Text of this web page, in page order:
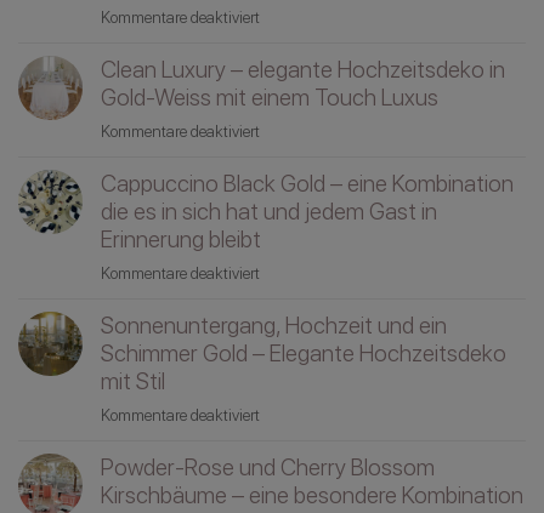
Kommentare deaktiviert
auf
einer
&
Infos
rund
Feier
und
bewirken
kann
Clean Luxury – elegante Hochzeitsdeko in
Gold-Weiss mit einem Touch Luxus
Kommentare deaktiviert
Luxury
–
elegante
Weiss
mit
Cappuccino Black Gold – eine Kombination
die es in sich hat und jedem Gast in
Erinnerung bleibt
Kommentare deaktiviert
Black
Gold
es
in
Sonnenuntergang, Hochzeit und ein
Schimmer Gold – Elegante Hochzeitsdeko
mit Stil
Kommentare deaktiviert
Hochzeit
und
Powder-Rose und Cherry Blossom
Kirschbäume – eine besondere Kombination